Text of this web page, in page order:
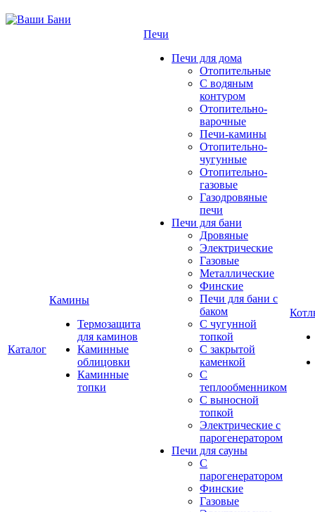
Каталог
Камины
Термозащита
для каминов
Каминные
облицовки
Каминные
топки
Печи
Печи для дома
Отопительные
C водяным
контуром
Отопительно-
варочные
Печи-камины
Отопительно-
чугунные
Отопительно-
газовые
Газодровяные
печи
Печи для бани
Дровяные
Электрические
Газовые
Металлические
Финские
Печи для бани с
баком
С чугунной
топкой
С закрытой
каменкой
С
теплообменником
С выносной
топкой
Электрические с
парогенератором
Печи для сауны
С
парогенератором
Финские
Газовые